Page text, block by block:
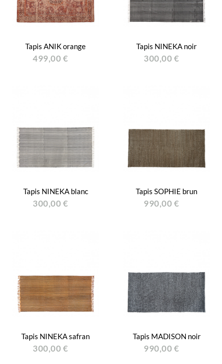
Tapis ANIK orange
499,00 €
Tapis NINEKA noir
300,00 €
Tapis NINEKA blanc
300,00 €
Tapis SOPHIE brun
990,00 €
Tapis NINEKA safran
300,00 €
Tapis MADISON noir
990,00 €